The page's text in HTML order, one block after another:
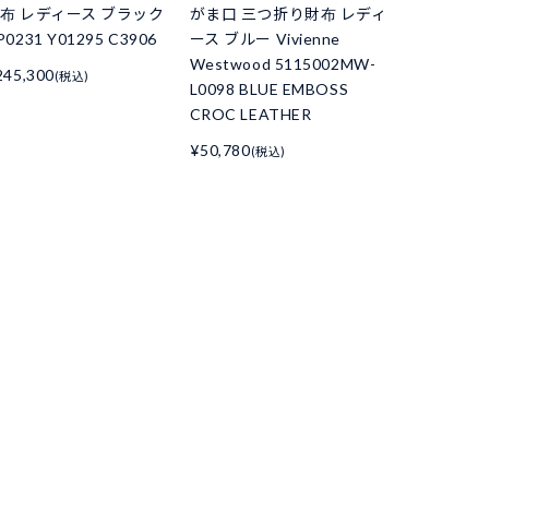
レディース ブラック
Y01295 C3906
(税込)
がま口 三つ折り財布 レディ
ース ブルー Vivienne
Westwood 5115002MW-
L0098 BLUE EMBOSS
CROC LEATHER
¥50,780(税込)